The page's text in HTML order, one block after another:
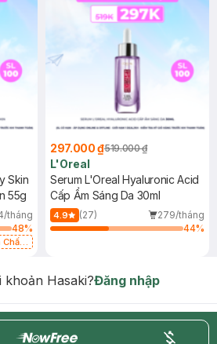
Skin
55g
tháng
48%
297.000 ₫519.000 ₫
L'Oreal
Serum L'Oreal Hyaluronic Acid
Cấp Ẩm Sáng Da 30ml
4.9 (27)
279/tháng
44%
khoản Hasaki?Đăng nhập